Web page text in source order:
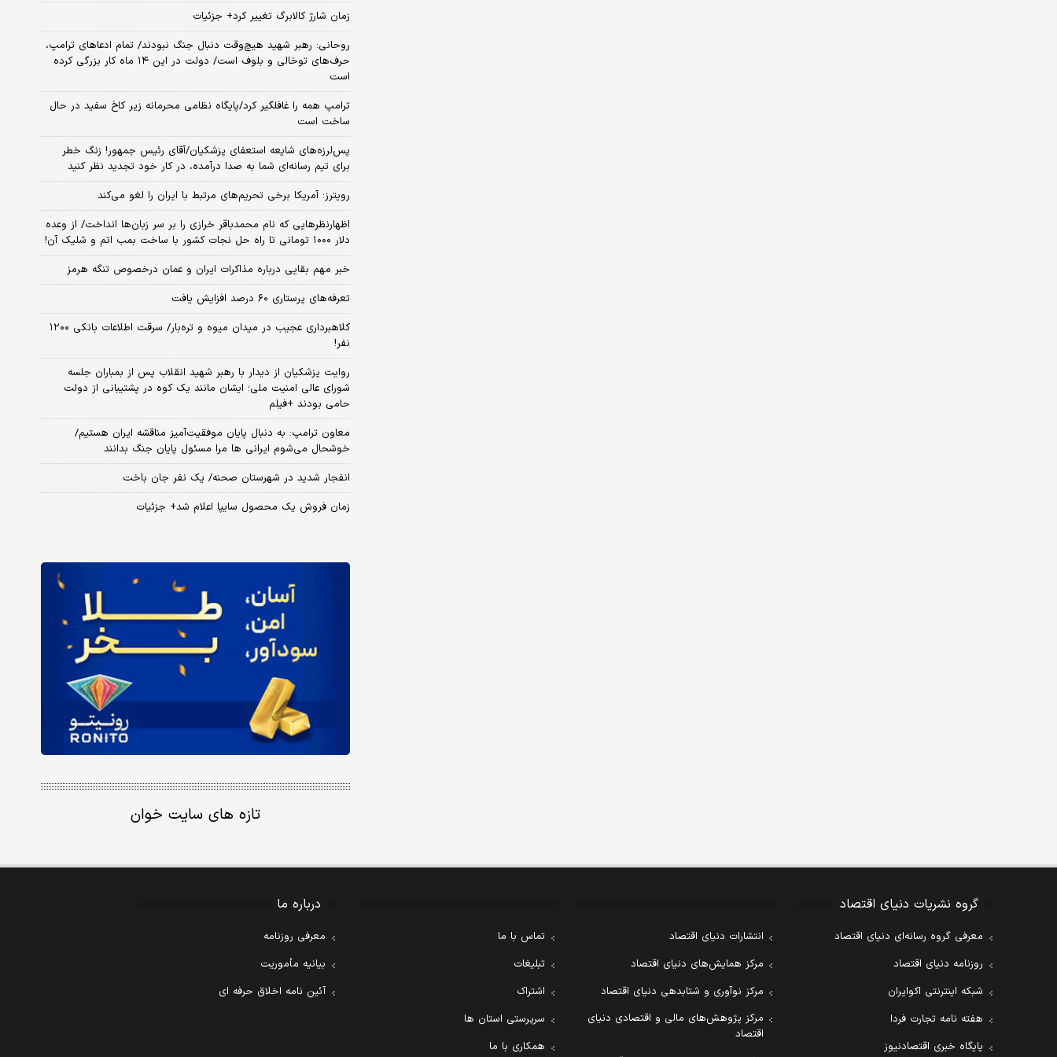
زمان شارژ کالابرگ تغییر کرد+ جزئیات
روحانی: رهبر شهید هیچ‌وقت دنبال جنگ نبودند/ تمام ادعاهای ترامپ،
حرف‌های توخالی و بلوف است/ دولت در این ۱۴ ماه کار بزرگی کرده
است
ترامپ همه را غافلگیر کرد/پایگاه نظامی محرمانه زیر کاخ سفید در حال
ساخت است
پس‌لرزه‌های شایعه استعفای پزشکیان/آقای رئیس جمهور! زنگ خطر
برای تیم رسانه‌ای شما به صدا درآمده، در کار خود تجدید نظر کنید
رویترز: آمریکا برخی تحریم‌های مرتبط با ایران را لغو می‌کند
اظهارنظرهایی که نام محمدباقر خرازی را بر سر زبان‌ها انداخت/ از وعده
دلار ۱۰۰۰ تومانی تا راه حل نجات کشور با ساخت بمب اتم و شلیک آن!
خبر مهم بقایی درباره مذاکرات ایران و عمان درخصوص تنگه هرمز
تعرفه‌های پرستاری ۶۰ درصد افزایش یافت
کلاهبرداری عجیب در میدان میوه و تره‌بار/ سرقت اطلاعات بانکی ۱۲۰۰
نفر!
روایت پزشکیان از دیدار با رهبر شهید انقلاب پس از بمباران جلسه
شورای عالی امنیت ملی؛ ایشان مانند یک کوه در پشتیبانی از دولت
حامی بودند +فیلم
معاون ترامپ: به دنبال پایان موفقیت‌آمیز مناقشه ایران هستیم/
خوشحال می‌شوم ایرانی ها مرا مسئول پایان جنگ بدانند
انفجار شدید در شهرستان صحنه/ یک نفر جان باخت
زمان فروش یک محصول سایپا اعلام شد+ جزئیات
تازه های سایت خوان
گروه نشریات دنیای اقتصاد
معرفی گروه رسانه‌ای دنیای اقتصاد
روزنامه دنیای اقتصاد
شبکه اینترنتی اکوایران
هفته نامه تجارت فردا
پایگاه خبری اقتصادنیوز
انتشارات دنیای اقتصاد
مرکز همایش‌های دنیای اقتصاد
مرکز نوآوری و شتابدهی دنیای اقتصاد
مرکز پژوهش‌های مالی و اقتصادی دنیای
اقتصاد
تماس با ما
تبلیغات
اشتراک
سرپرستی استان ها
همکاری با ما
درباره ما
معرفی روزنامه
بیانیه مأموریت
آئین نامه اخلاق حرفه ای